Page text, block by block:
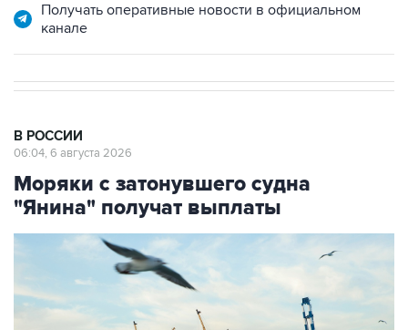
Получать оперативные новости в официальном
канале
В РОССИИ
06:04, 6 августа 2026
Моряки с затонувшего судна
"Янина" получат выплаты